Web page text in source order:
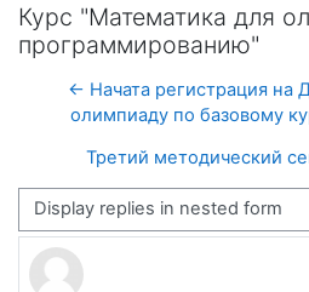
Курс "Математика для
программированию"
← Начата регистрация на
олимпиаду по базовому
Третий методический
Display mode